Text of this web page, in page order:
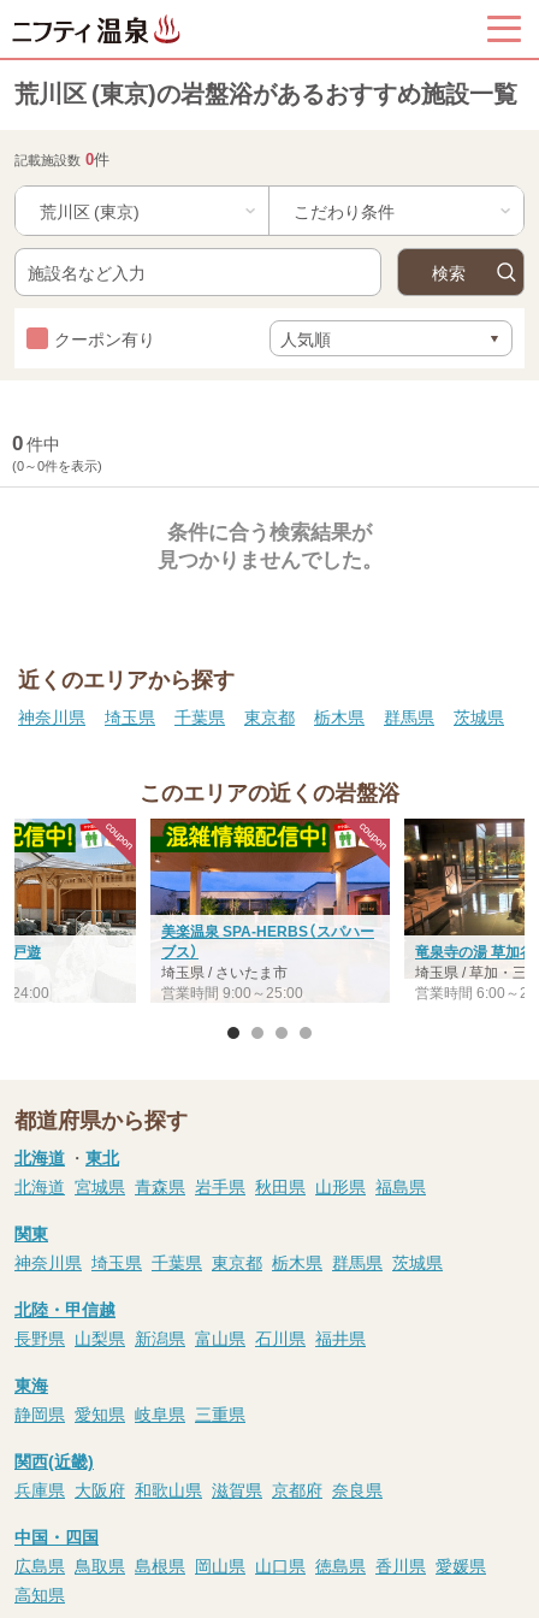
荒川区 (東京)の岩盤浴があるおすすめ施設一覧
記載施設数 0件
荒川区 (東京)
クーポン有り
0件中
(0～0件を表示)
条件に合う検索結果が
見つかりませんでした。
近くのエリアから探す
神奈川県 埼玉県 千葉県 東京都 栃木県 群馬県 茨城県
このエリアの近くの岩盤浴
戸遊
24:00
美楽温泉 SPA-HERBS（スパハー
ブス）
埼玉県 / さいたま市
営業時間 9:00～25:00
竜泉寺の湯 草加谷
埼玉県 / 草加・三
営業時間 6:00～
都道府県から探す
北海道 ・ 東北
北海道 宮城県 青森県 岩手県 秋田県 山形県 福島県
関東
神奈川県 埼玉県 千葉県 東京都 栃木県 群馬県 茨城県
北陸・甲信越
長野県 山梨県 新潟県 富山県 石川県 福井県
東海
静岡県 愛知県 岐阜県 三重県
関西(近畿)
兵庫県 大阪府 和歌山県 滋賀県 京都府 奈良県
中国・四国
広島県 鳥取県 島根県 岡山県 山口県 徳島県 香川県 愛媛県
高知県